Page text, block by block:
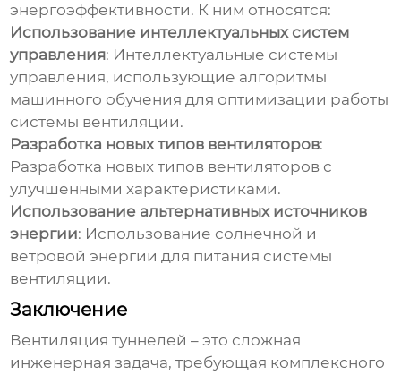
энергоэффективности. К ним относятся:
Использование интеллектуальных систем
управления: Интеллектуальные системы
управления, использующие алгоритмы
машинного обучения для оптимизации работы
системы вентиляции.
Разработка новых типов вентиляторов:
Разработка новых типов вентиляторов с
улучшенными характеристиками.
Использование альтернативных источников
энергии: Использование солнечной и
ветровой энергии для питания системы
вентиляции.
Заключение
Вентиляция туннелей – это сложная
инженерная задача, требующая комплексного